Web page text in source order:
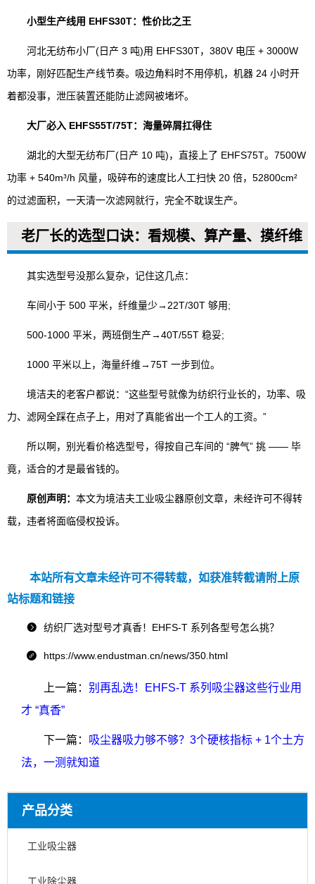
小型生产线用 EHFS30T：性价比之王
河北无纺布小厂(日产 3 吨)用 EHFS30T，380V 电压 + 3000W
功率，刚好匹配生产线节奏。吸边角料时不用停机，机器 24 小时开
着都没事，泄压装置还能防止滤网被堵坏。
大厂必入 EHFS55T/75T：海量碎屑扛得住
湖北的大型无纺布厂(日产 10 吨)，直接上了 EHFS75T。7500W
功率 + 540m³/h 风量，吸碎布的速度比人工扫快 20 倍，52800cm²
的过滤面积，一天清一次滤网就行，完全不耽误生产。
老厂长的选型口诀：看规模、算产量、摸纤维
其实选型号没那么复杂，记住这几点：
车间小于 500 平米，纤维量少→22T/30T 够用;
500-1000 平米，两班倒生产→40T/55T 稳妥;
1000 平米以上，海量纤维→75T 一步到位。
境洁夫的老客户都说：“这些型号就像为纺织行业长的，功率、吸
力、滤网全踩在点子上，用对了真能省出一个工人的工资。”
所以啊，别光看价格选型号，得按自己车间的 “脾气” 挑 —— 毕
竟，适合的才是最省钱的。
原创声明： 本文为境洁夫工业吸尘器原创文章，未经许可不得转
载，违者将面临侵权投诉。
本站所有文章未经许可不得转载，如获准转截请附上原
站标题和链接
 纺织厂选对型号才真香！EHFS-T 系列各型号怎么挑？
 https://www.endustman.cn/news/350.html
上一篇： 别再乱选！EHFS-T 系列吸尘器这些行业用
才 “真香”
下一篇： 吸尘器吸力够不够？3个硬核指标 + 1个土方
法，一测就知道
产品分类
工业吸尘器
工业除尘器